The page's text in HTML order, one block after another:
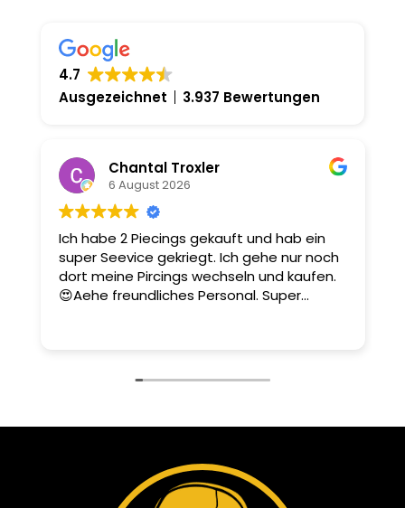
4.7
Ausgezeichnet
3.937 Bewertungen
Chantal Troxler
6 August 2026
Ich habe 2 Piecings gekauft und hab ein
super Seevice gekriegt. Ich gehe nur noch
dort meine Pircings wechseln und kaufen.
😍Aehe freundliches Personal. Super